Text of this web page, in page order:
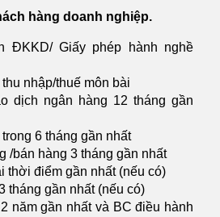
hàng doanh nghiệp.
ĐKKD/ Giấy phép hành nghề
nhập/thuế môn bài
dịch ngân hàng 12 tháng gần
6 tháng gần nhất
/bán hàng 3 tháng gần nhất
thời điểm gần nhất (nếu có)
tháng gần nhất (nếu có)
năm gần nhất và BC điều hành